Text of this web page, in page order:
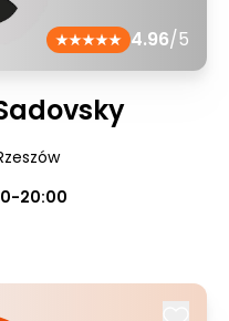
4.96/5
20:00